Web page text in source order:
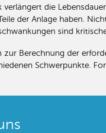
die
der Anlage haben.
sind
Berechnung der
Schwerpunkte.